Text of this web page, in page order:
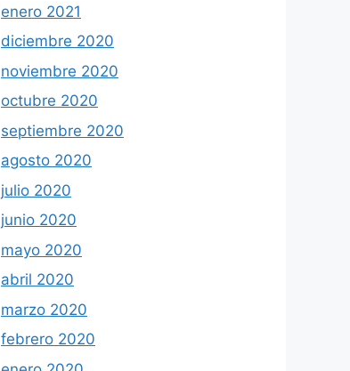
enero 2021
diciembre 2020
noviembre 2020
octubre 2020
septiembre 2020
agosto 2020
julio 2020
junio 2020
mayo 2020
abril 2020
marzo 2020
febrero 2020